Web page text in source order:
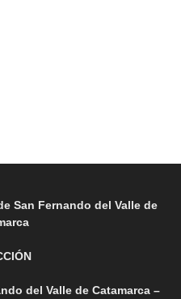
San Fernando del Valle de
del Valle de Catamarca –